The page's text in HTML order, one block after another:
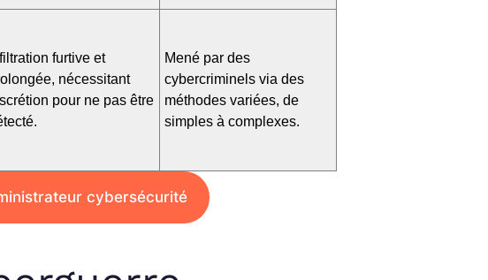
furtive et
nécessitant
pour ne pas être
Mené par des
cybercriminels via des
méthodes variées, de
simples à complexes.
cybersécurité